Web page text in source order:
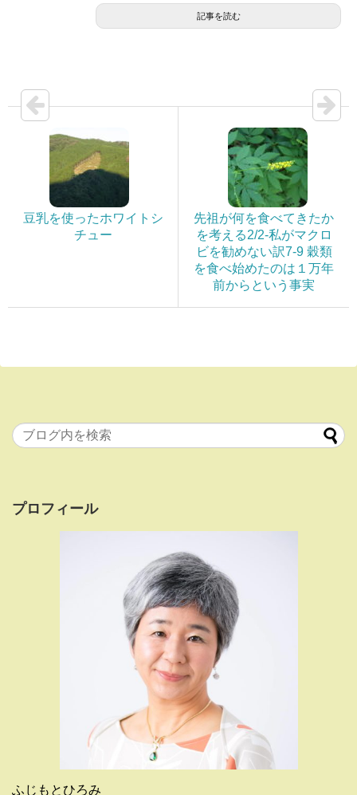
記事を読む
豆乳を使ったホワイトシ
チュー
先祖が何を食べてきたか
を考える2/2-私がマクロ
ビを勧めない訳7-9 穀類
を食べ始めたのは１万年
前からという事実
プロフィール
ふじもとひろみ